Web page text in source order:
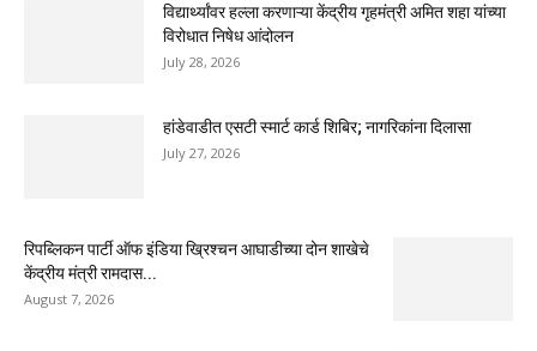
विद्यार्थ्यांवर हल्ला करणाऱ्या केंद्रीय गृहमंत्री अमित शहा यांच्या
विरोधात निषेध आंदोलन
July 28, 2026
हांडेवाडीत एसटी स्मार्ट कार्ड शिबिर; नागरिकांना दिलासा
July 27, 2026
रिपब्लिकन पार्टी ऑफ इंडिया ख्रिश्चन आघाडीच्या दोन शाखेचे
केंद्रीय मंत्री रामदास...
August 7, 2026